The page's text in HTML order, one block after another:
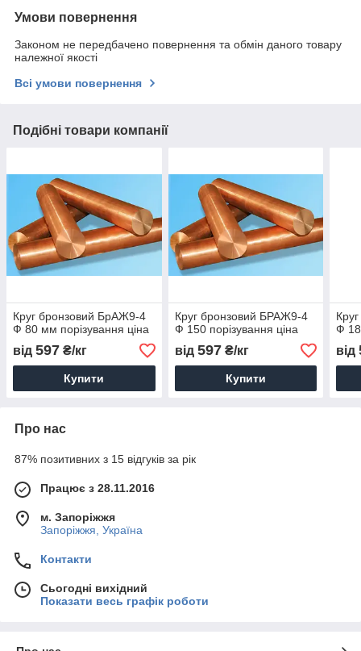
Умови повернення
Законом не передбачено повернення та обмін даного товару
належної якості
Всі умови повернення
Подібні товари компанії
Круг бронзовий БрАЖ9-4
Ф 80 мм порізування ціна
від 597 ₴/кг
Купити
Круг бронзовий БРАЖ9-4
Ф 150 порізування ціна
від 597₴/кг
Купити
Ф 18
від
Про нас
87% позитивних з 15 відгуків за рік
Працює з 28.11.2016
м. Запоріжжя
Запоріжжя, Україна
Контакти
Сьогодні вихідний
Показати весь графік роботи